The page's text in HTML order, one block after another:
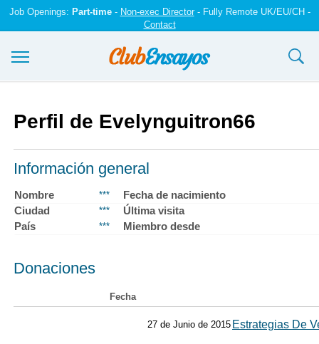
Job Openings: Part-time- Non-exec Director- Fully Remote UK/EU/CH -
Contact
Registrarse
Iniciar sesión
Contáctenos
Perfil de Evelynguitron66
Información general
Nombre ***
Fecha de nacimiento
Ciudad
***
Última visita
País
*** Miembro desde
Donaciones
Fecha
27 de Junio de 2015 Estrategias De